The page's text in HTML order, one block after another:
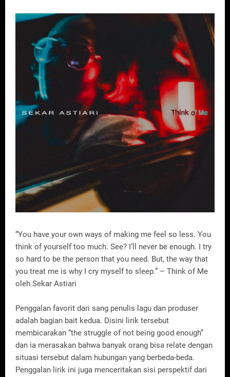
“You have your own ways of making me feel so less. You
think of yourself too much. See? I’ll never be enough. I try
so hard to be the person that you need. But, the way that
you treat me is why I cry myself to sleep.” – Think of Me
oleh Sekar Astiari
Penggalan favorit dari sang penulis lagu dan produser
adalah bagian bait kedua. Disini lirik tersebut
membicarakan “the struggle of not being good enough”
dan ia merasakan bahwa banyak orang bisa relate dengan
situasi tersebut dalam hubungan yang berbeda-beda.
Penggalan lirik ini juga menceritakan sisi perspektif dari